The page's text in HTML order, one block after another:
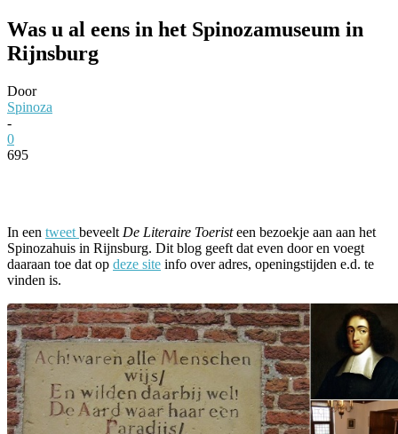
Was u al eens in het Spinozamuseum in
Rijnsburg
Door
Spinoza
-
0
695
In een tweet beveelt De Literaire Toeristeen bezoekje aan aan het
Spinozahuis in Rijnsburg. Dit blog geeft dat even door en voegt
daaraan toe dat op deze site info over adres, openingstijden e.d. te
vinden is.